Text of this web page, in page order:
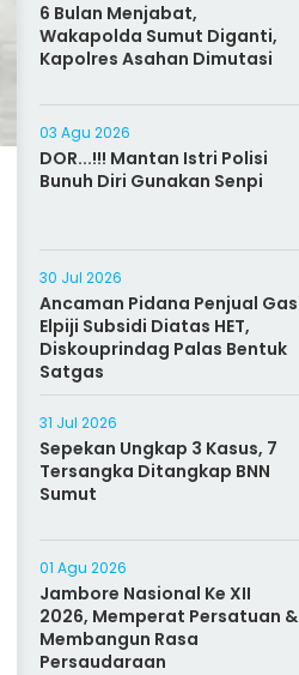
6 Bulan Menjabat,
Wakapolda Sumut Diganti,
Kapolres Asahan Dimutasi
03 Agu 2026
DOR...!!! Mantan Istri Polisi
Bunuh Diri Gunakan Senpi
30 Jul 2026
Ancaman Pidana Penjual Gas
Elpiji Subsidi Diatas HET,
Diskouprindag Palas Bentuk
Satgas
31 Jul 2026
Sepekan Ungkap 3 Kasus, 7
Tersangka Ditangkap BNN
Sumut
01 Agu 2026
Jambore Nasional Ke XII
2026, Memperat Persatuan &
Membangun Rasa
Persaudaraan